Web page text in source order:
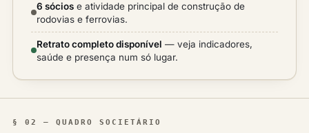
6 sócios e atividade principal de construção de
rodovias e ferrovias.
Retrato completo disponível — veja indicadores,
saúde e presença num só lugar.
§ 02 — QUADRO SOCIETÁRIO